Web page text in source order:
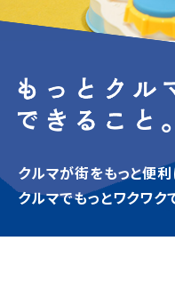
クルマが街をもっと便利
クルマでもっとワクワク